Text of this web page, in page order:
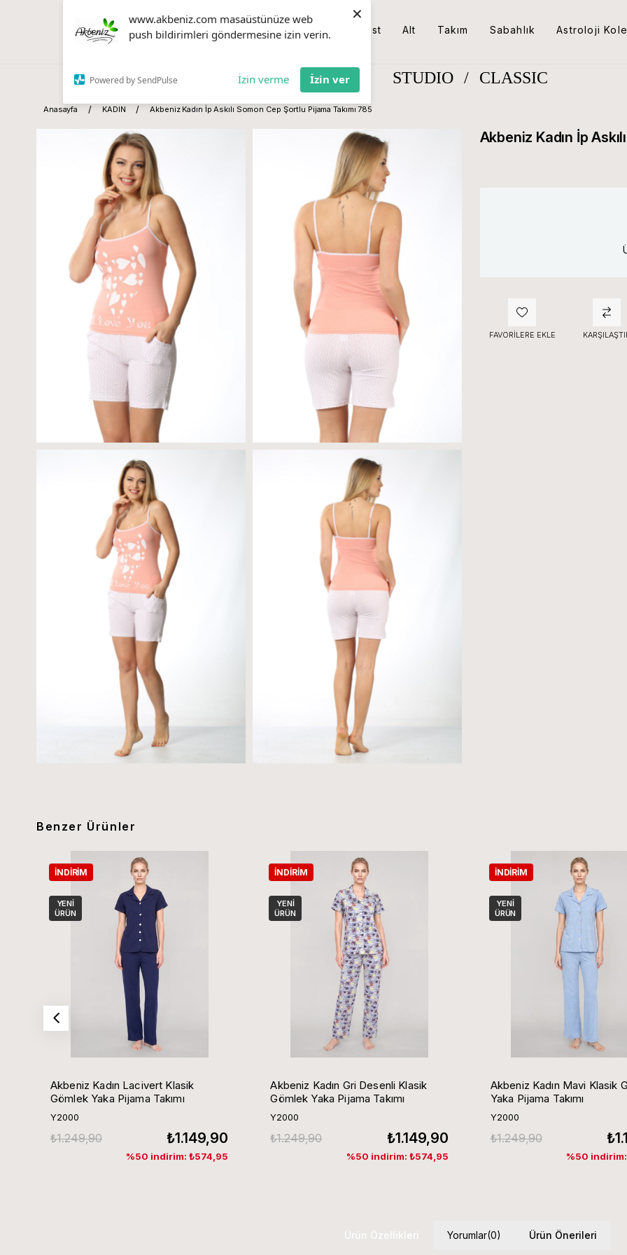
www.akbeniz.com masaüstünüze web
push bildirimleri göndermesine izin verin.
Powered by SendPulse İzin verme İzin ver
×
Üst Alt Takım Sabahlık Astroloji
STUDIO / CLASSIC
Anasayfa KADIN Akbeniz Kadın İp Askılı Somon Cep Şortlu Pijama Takımı 785
Akbeniz Kadın İp
FAVORILERE EKLE
Benzer Ürünler
Akbeniz Kadın Lacivert Klasik
Gömlek Yaka Pijama Takımı
Y2000
₺1.149,90
₺1.249,90
%50 indirim: ₺574,95
İNDIRIM
YENI
ÜRÜN
Akbeniz Kadın Gri Desenli Klasik
Gömlek Yaka Pijama Takımı
Y2000
₺1.149,90
₺1.249,90
%50 indirim: ₺574,95
İNDIRIM
YENI
ÜRÜN
Akbeniz Kadın Mavi Klasik
Yaka Pijama Takımı
Y2000
₺1.249,90
%50
İNDIRIM
YENI
ÜRÜN
Ürün Özellikleri Yorumlar(0) Ürün Önerileri